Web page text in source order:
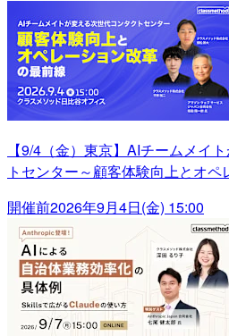
【9/4（金）東京】AIチームメイ
トセンター～顧客体験向上とオ
開催前2026年9月4日(金) 15:00